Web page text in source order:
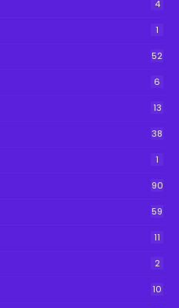
4
1
52
6
13
38
1
90
59
11
2
10